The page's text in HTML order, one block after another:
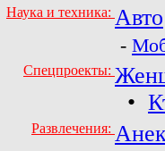
Наука и техника: Авто
-
Спецпроекты:
•
Развлечения: